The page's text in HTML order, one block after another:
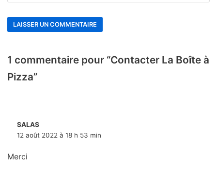
1 commentaire pour “Contacter La Boîte à
Pizza”
SALAS
12 août 2022 à 18 h 53 min
Merci